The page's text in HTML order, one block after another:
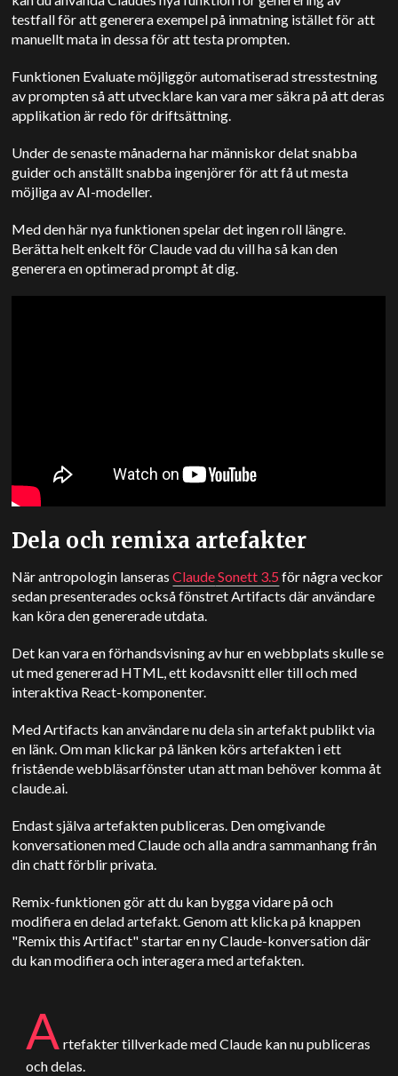
testfall för att generera exempel på inmatning istället för att
manuellt mata in dessa för att testa prompten.
Funktionen Evaluate möjliggör automatiserad stresstestning
av prompten så att utvecklare kan vara mer säkra på att deras
applikation är redo för driftsättning.
Under de senaste månaderna har människor delat snabba
guider och anställt snabba ingenjörer för att få ut mesta
möjliga av AI-modeller.
Med den här nya funktionen spelar det ingen roll längre.
Berätta helt enkelt för Claude vad du vill ha så kan den
generera en optimerad prompt åt dig.
Dela och remixa artefakter
När antropologin lanserasClaudeSonett 3.5för några veckor
sedan presenterades också fönstret Artifacts där användare
kan köra den genererade utdata.
Det kan vara en förhandsvisning av hur en webbplats skulle se
ut med genererad HTML, ett kodavsnitt eller till och med
interaktiva React-komponenter.
Med Artifacts kan användare nu dela sin artefakt publikt via
en länk. Om man klickar på länken körs artefakten i ett
fristående webbläsarfönster utan att man behöver komma åt
claude.ai.
Endast själva artefakten publiceras. Den omgivande
konversationen med Claude och alla andra sammanhang från
din chatt förblir privata.
Remix-funktionen gör att du kan bygga vidare på och
modifiera en delad artefakt. Genom att klicka på knappen
"Remix this Artifact" startar en ny Claude-konversation där
du kan modifiera och interagera med artefakten.
A rtefakter tillverkade medClaude kan nu publiceras
och delas.